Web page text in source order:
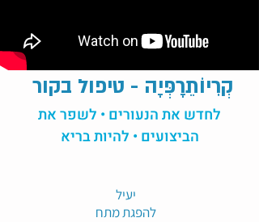
קְרִיוֹתֵרָפְּיָה - טיפול בקור
לחדש את הנעורים • לשפר את
הביצועים • להיות בריא
יעיל
להפגת מתח